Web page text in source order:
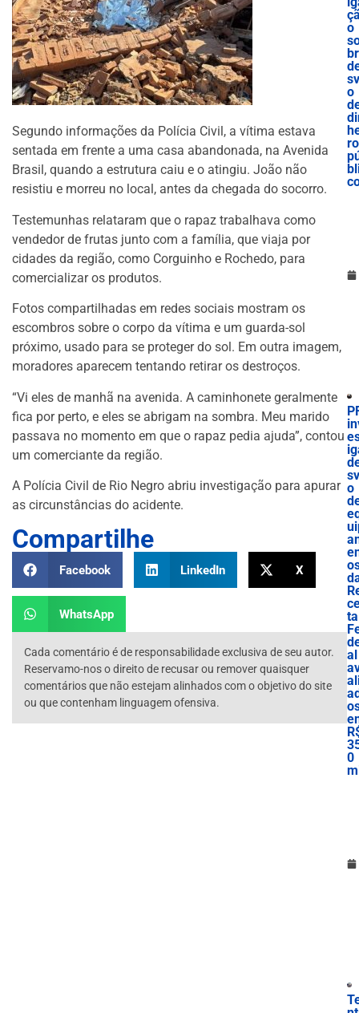
Segundo informações da Polícia Civil, a vítima estava
sentada em frente a uma casa abandonada, na Avenida
Brasil, quando a estrutura caiu e o atingiu. João não
resistiu e morreu no local, antes da chegada do socorro.
Testemunhas relataram que o rapaz trabalhava como
vendedor de frutas junto com a família, que viaja por
cidades da região, como Corguinho e Rochedo, para
comercializar os produtos.
Fotos compartilhadas em redes sociais mostram os
escombros sobre o corpo da vítima e um guarda-sol
próximo, usado para se proteger do sol. Em outra imagem,
moradores aparecem tentando retirar os destroços.
“Vi eles de manhã na avenida. A caminhonete geralmente
fica por perto, e eles se abrigam na sombra. Meu marido
passava no momento em que o rapaz pedia ajuda”, contou
um comerciante da região.
A Polícia Civil de Rio Negro abriu investigação para apurar
as circunstâncias do acidente.
Compartilhe
Facebook LinkedIn X
WhatsApp
Cada comentário é de responsabilidade exclusiva de seu autor.
Reservamo-nos o direito de recusar ou remover quaisquer
comentários que não estejam alinhados com o objetivo do site
ou que contenham linguagem ofensiva.
o
o
ro
o
ta
al
0